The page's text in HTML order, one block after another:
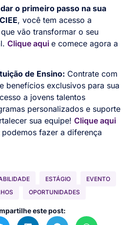
o primeiro passo na sua
CIEE, você tem acesso a
vão transformar o seu
Clique aqui e comece agora a
de Ensino: Contrate com
benefícios exclusivos para sua
a jovens talentos
personalizados e suporte
sua equipe! Clique aqui
fazer a diferença
ESTÁGIO
EVENTO
OPORTUNIDADES
este post: